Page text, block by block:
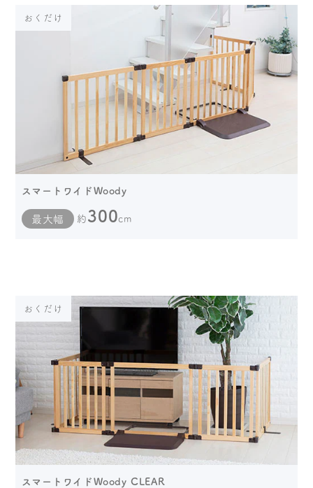
おくだけ
スマートワイドWoody
最大幅 約 300cm
おくだけ
スマートワイドWoody CLEAR